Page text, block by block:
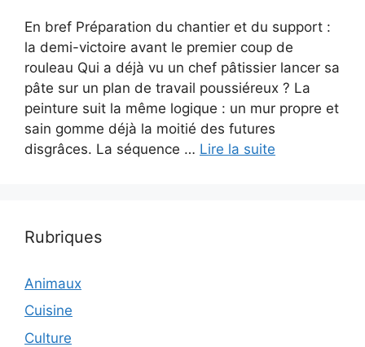
En bref Préparation du chantier et du support :
la demi-victoire avant le premier coup de
rouleau Qui a déjà vu un chef pâtissier lancer sa
pâte sur un plan de travail poussiéreux ? La
peinture suit la même logique : un mur propre et
sain gomme déjà la moitié des futures
disgrâces. La séquence … Lire la suite
Rubriques
Animaux
Cuisine
Culture